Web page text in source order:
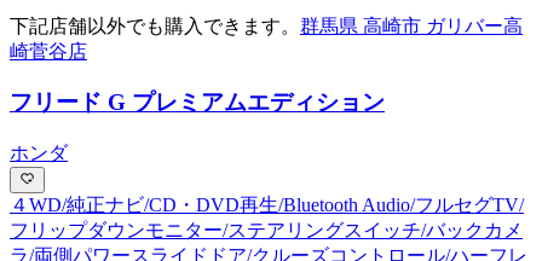
下記店舗以外でも購入できます。 群馬県 高崎市 ガリバー高
崎菅谷店
フリード G プレミアムエディション
ホンダ
４WD/純正ナビ/CD・DVD再生/Bluetooth Audio/フルセグTV/
フリップダウンモニター/ステアリングスイッチ/バックカメ
ラ/両側パワースライドドア/クルーズコントロール/ハーフレ